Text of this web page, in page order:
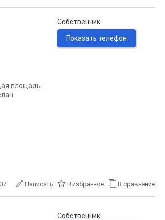
площадь
Собственник
Показать телефон
Написать В избранное В сравнение
Собственник